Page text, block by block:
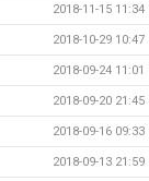
2018-11-15 11:34
2018-10-29 10:47
2018-09-24 11:01
2018-09-20 21:45
2018-09-16 09:33
2018-09-13 21:59